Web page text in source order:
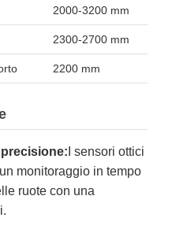
2000-3200 mm
2300-2700 mm
2200 mm
I sensori ottici
monitoraggio in tempo
ruote con una